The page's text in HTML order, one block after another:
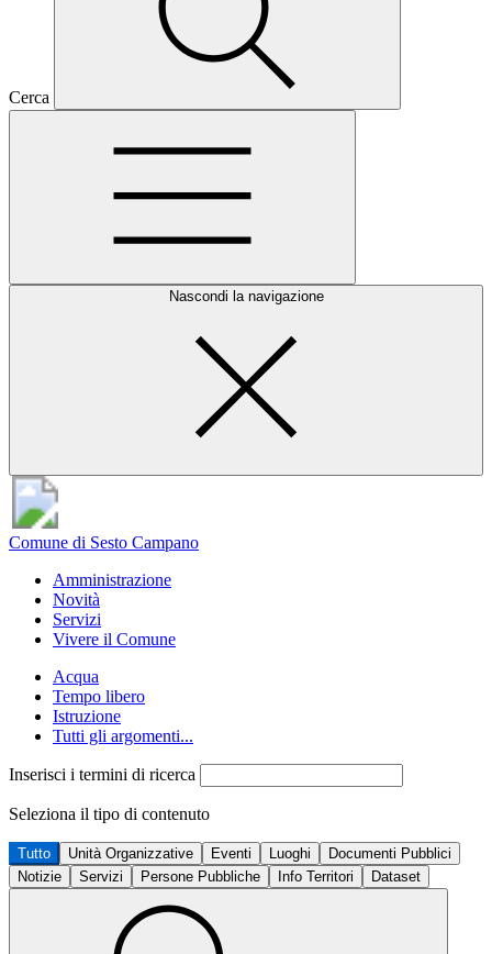
Cerca
Nascondi la navigazione
Comune di Sesto Campano
Amministrazione
Novità
Servizi
Vivere il Comune
Acqua
Tempo libero
Istruzione
Tutti gli argomenti...
Inserisci i termini di ricerca
Seleziona il tipo di contenuto
Tutto Unità Organizzative Eventi Luoghi
Documenti Pubblici
Notizie
Servizi Persone Pubbliche Info Territori Dataset